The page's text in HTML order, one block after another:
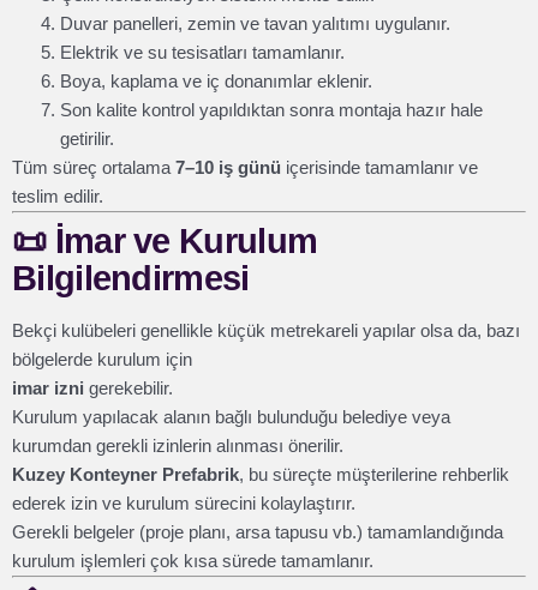
Duvar panelleri, zemin ve tavan yalıtımı uygulanır.
Elektrik ve su tesisatları tamamlanır.
Boya, kaplama ve iç donanımlar eklenir.
Son kalite kontrol yapıldıktan sonra montaja hazır hale
getirilir.
Tüm süreç ortalama 7–10 iş günü içerisinde tamamlanır ve
teslim edilir.
📜 İmar ve Kurulum
Bilgilendirmesi
Bekçi kulübeleri genellikle küçük metrekareli yapılar olsa da, bazı
bölgelerde kurulum için
imar izni gerekebilir.
Kurulum yapılacak alanın bağlı bulunduğu belediye veya
kurumdan gerekli izinlerin alınması önerilir.
Kuzey Konteyner Prefabrik, bu süreçte müşterilerine rehberlik
ederek izin ve kurulum sürecini kolaylaştırır.
Gerekli belgeler (proje planı, arsa tapusu vb.) tamamlandığında
kurulum işlemleri çok kısa sürede tamamlanır.